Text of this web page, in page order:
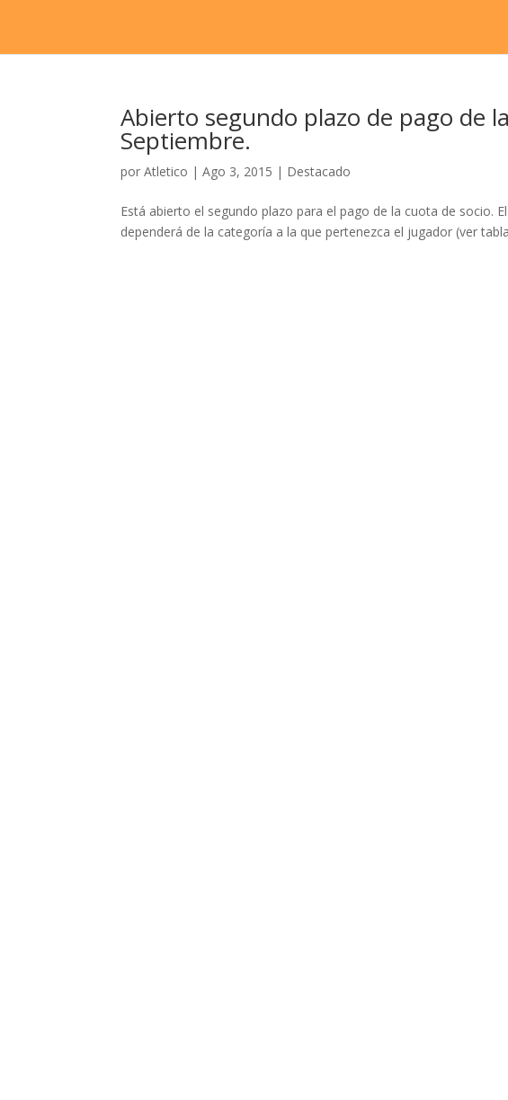
Abierto segundo plazo de pago de
Septiembre.
porAtletico |Ago 3, 2015 | Destacado
Está abierto el segundo plazo para el pago de la cuota de socio.
dependerá de la categoría a la que pertenezca el jugador (ver